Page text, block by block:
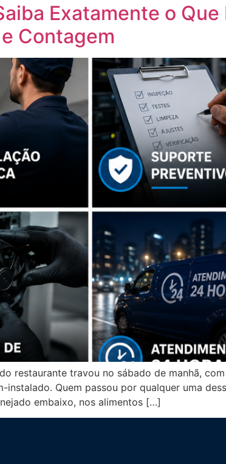
Exatamente o Que
Contagem
restaurante travou no sábado de manhã,
Quem passou por qualquer uma
embaixo, nos alimentos […]